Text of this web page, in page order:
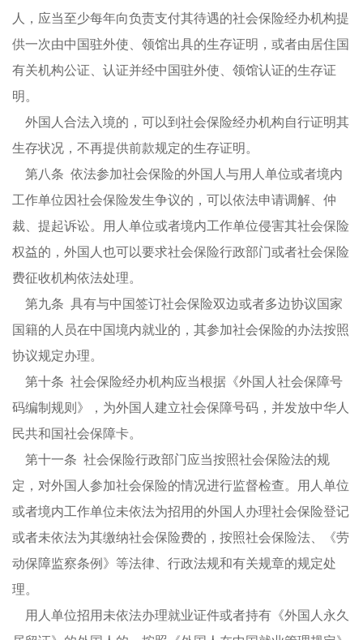
人，应当至少每年向负责支付其待遇的社会保险经办机构提
供一次由中国驻外使、领馆出具的生存证明，或者由居住国
有关机构公证、认证并经中国驻外使、领馆认证的生存证
明。
外国人合法入境的，可以到社会保险经办机构自行证明其
生存状况，不再提供前款规定的生存证明。
第八条 依法参加社会保险的外国人与用人单位或者境内
工作单位因社会保险发生争议的，可以依法申请调解、仲
裁、提起诉讼。用人单位或者境内工作单位侵害其社会保险
权益的，外国人也可以要求社会保险行政部门或者社会保险
费征收机构依法处理。
第九条 具有与中国签订社会保险双边或者多边协议国家
国籍的人员在中国境内就业的，其参加社会保险的办法按照
协议规定办理。
第十条 社会保险经办机构应当根据《外国人社会保障号
码编制规则》，为外国人建立社会保障号码，并发放中华人
民共和国社会保障卡。
第十一条 社会保险行政部门应当按照社会保险法的规
定，对外国人参加社会保险的情况进行监督检查。用人单位
或者境内工作单位未依法为招用的外国人办理社会保险登记
或者未依法为其缴纳社会保险费的，按照社会保险法、《劳
动保障监察条例》等法律、行政法规和有关规章的规定处
理。
用人单位招用未依法办理就业证件或者持有《外国人永久